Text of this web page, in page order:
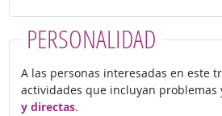
PERSONALIDAD
A las personas interesadas en este
actividades que incluyan problemas
y directas.